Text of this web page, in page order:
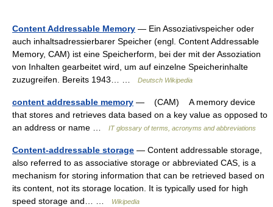
Content Addressable Memory — Ein Assoziativspeicher oder
auch inhaltsadressierbarer Speicher (engl. Content Addressable
Memory, CAM) ist eine Speicherform, bei der mit der Assoziation
von Inhalten gearbeitet wird, um auf einzelne Speicherinhalte
zuzugreifen. Bereits 1943… …
Deutsch Wikipedia
content addressable memory — (CAM) A memory device
that stores and retrieves data based on a key value as opposed to
an address or name …
IT glossary of terms, acronyms and abbreviations
Content-addressable storage — Content addressable storage,
also referred to as associative storage or abbreviated CAS, is a
mechanism for storing information that can be retrieved based on
its content, not its storage location. It is typically used for high
speed storage and… …
Wikipedia